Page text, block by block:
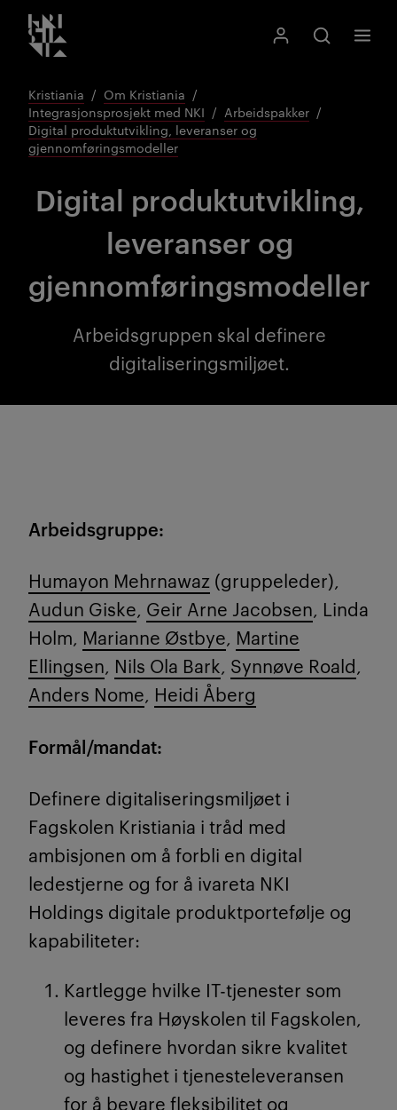
Gå
til
Kristiania logo
Mitt Kristiania
Åpne søk
Søk
Meny
Kristiania
Om Kristiania
Integrasjonsprosjekt med NKI
Arbeidspakker
Digital produktutvikling, leveranser og
gjennomføringsmodeller
Digital produktutvikling,
leveranser og
gjennomføringsmodeller
Arbeidsgruppen skal definere
digitaliseringsmiljøet.
Arbeidsgruppe:
Humayon Mehrnawaz (gruppeleder),
Audun Giske, Geir Arne Jacobsen, Linda
Holm, Marianne Østbye, Martine
Ellingsen, Nils Ola Bark, Synnøve Roald,
Anders Nome, Heidi Åberg
Formål/mandat:
Definere digitaliseringsmiljøet i
Fagskolen Kristiania i tråd med
ambisjonen om å forbli en digital
ledestjerne og for å ivareta NKI
Holdings digitale produktportefølje og
kapabiliteter:
Kartlegge hvilke IT-tjenester som
leveres fra Høyskolen til Fagskolen,
og definere hvordan sikre kvalitet
og hastighet i tjenesteleveransen
for å bevare fleksibilitet og